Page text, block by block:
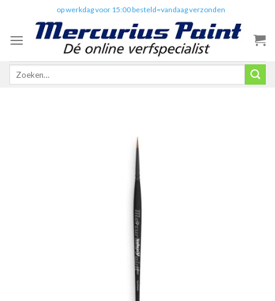
content
op werkdag voor 15:00 besteld=vandaag verzonden
Zoeken